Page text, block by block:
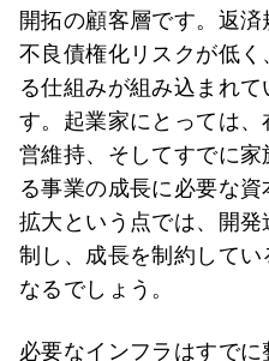
開拓の顧客層です。返済
不良債権化リスクが低
る仕組みが組み込まれ
す。起業家にとっては
営維持、そしてすでに
る事業の成長に必要な
拡大という点では、開
制し、成長を制約して
なるでしょう。
必要なインフラはすでに